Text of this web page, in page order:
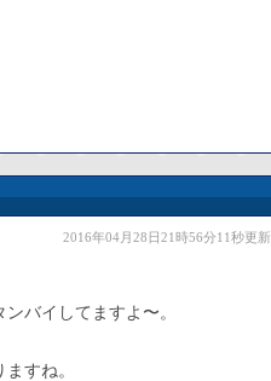
2016年04月28日21時56分11秒更新
バイしてますよ〜。
すね。